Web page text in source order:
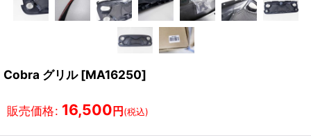
Cobra グリル [MA16250]
販売価格: 16,500 円 (税込)